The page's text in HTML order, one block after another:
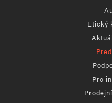
Etický
Pro